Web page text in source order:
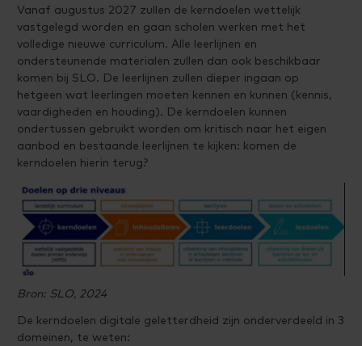
Vanaf augustus 2027 zullen de kerndoelen wettelijk
vastgelegd worden en gaan scholen werken met het
volledige nieuwe curriculum. Alle leerlijnen en
ondersteunende materialen zullen dan ook beschikbaar
komen bij SLO. De leerlijnen zullen dieper ingaan op
hetgeen wat leerlingen moeten kennen en kunnen (kennis,
vaardigheden en houding). De kerndoelen kunnen
ondertussen gebruikt worden om kritisch naar het eigen
aanbod en bestaande leerlijnen te kijken: komen de
kerndoelen hierin terug?
Bron: SLO, 2024
De kerndoelen digitale geletterdheid zijn onderverdeeld in 3
domeinen, te weten: